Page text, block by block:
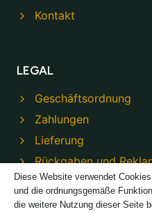
Kontakt
LEGAL
Geschäftsordnung
Zahlungen
Lieferung
Rückgaben und
Diese Website verwendet
und die ordnungsgemäße
die weitere Nutzung dieser Seite